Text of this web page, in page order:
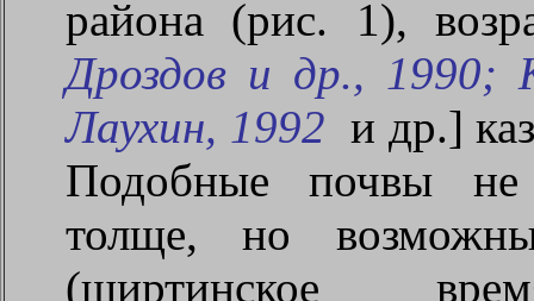
района (рис. 1),
Дроздов и др., 1990;
Лаухин, 1992 и др.]
Подобные почвы
толще, но
(ширтинское